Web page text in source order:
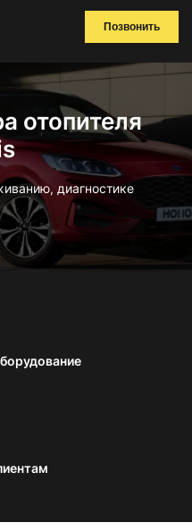
Позвонить
отопителя
диагностике